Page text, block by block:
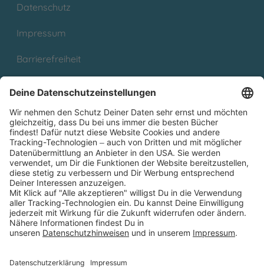
Datenschutz
Impressum
Barrierefreiheit
Partnerprogramm (Affiliate)
Folge uns auf
* Versandkostenfrei ab 9,00 € Bestellwert innerhalb
Deutschlands
** Lieferzeit 1-3 Werktage innerhalb Deutschlands
Thienemann-Esslinger Verlag GmbH, Blumenstraße 36, D-70182